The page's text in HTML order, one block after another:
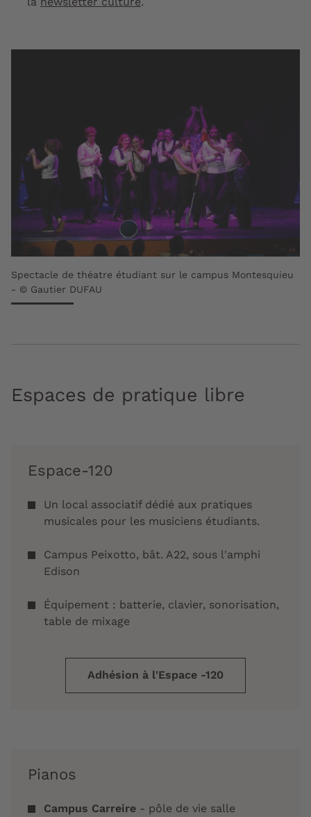
Spectacle de théatre étudiant sur le campus Montesquieu
- © Gautier DUFAU
Espaces de pratique libre
Espace-120
Un local associatif dédié aux pratiques
musicales pour les musiciens étudiants.
Campus Peixotto, bât. A22, sous l'amphi
Edison
Équipement : batterie, clavier, sonorisation,
table de mixage
Adhésion à l'Espace -120
Pianos
Campus Carreire - pôle de vie salle